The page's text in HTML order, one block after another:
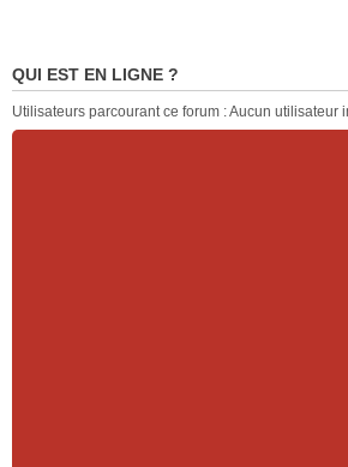
QUI EST EN LIGNE ?
Utilisateurs parcourant ce forum : Aucun utilisateur